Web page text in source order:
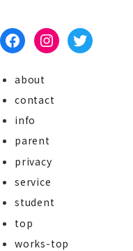
Facebook Instagram Twitter
about
contact
info
parent
privacy
service
student
top
works-top